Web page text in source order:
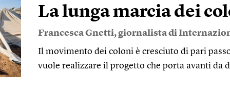
La lunga marcia dei
Francesca Gnetti, giornalista di
Il movimento dei coloni è cresciuto di pari
vuole realizzare il progetto che porta avanti da